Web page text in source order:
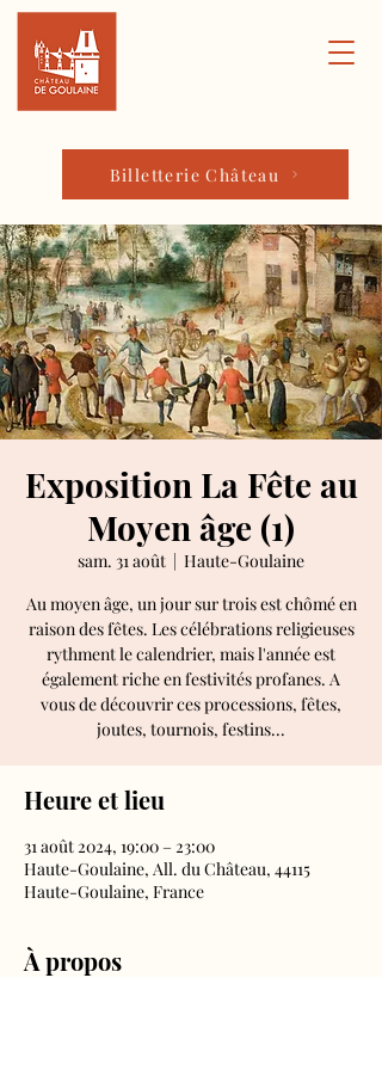
Billetterie Château
Exposition La Fête au
Moyen âge (1)
sam. 31 août
  |
Haute-Goulaine
Au moyen âge, un jour sur trois est chômé en
raison des fêtes. Les célébrations religieuses
rythment le calendrier, mais l'année est
également riche en festivités profanes. A
vous de découvrir ces processions, fêtes,
joutes, tournois, festins...
Heure et lieu
31 août 2024, 19:00 – 23:00
Haute-Goulaine, All. du Château, 44115
Haute-Goulaine, France
À propos